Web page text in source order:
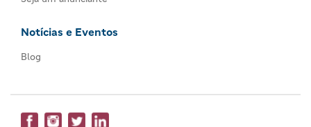
Notícias e Eventos
Blog